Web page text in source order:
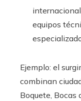
equipos
Ejemplo: el
combinan
Boquete, Bocas